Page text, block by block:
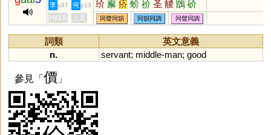
玠 廨 疥 蚧 祄 圣 艐 鶛 砎
悈 岕 吤 薢 骱 犗 妎
李 p37 何 p13
HKLS 人文 同聲同韻 同韻同調 同聲同調
詞類
英文意義
n.
servant; middle-man; good
參見「 價 」